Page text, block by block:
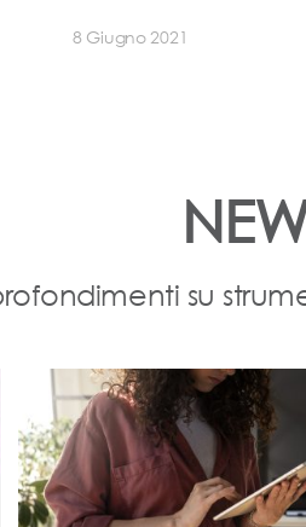
8 Giugno 2021
su